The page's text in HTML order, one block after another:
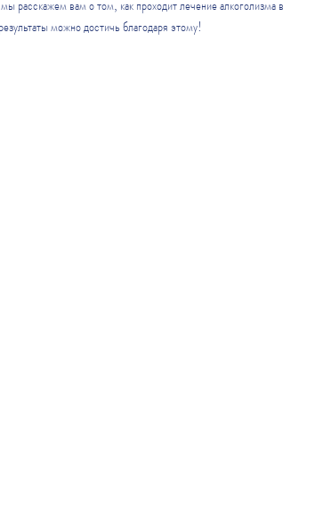
расскажем вам о том, как проходит лечение алкоголизма в
можно достичь благодаря этому!